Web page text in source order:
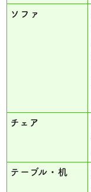
ソファ
チェア
テーブル・机